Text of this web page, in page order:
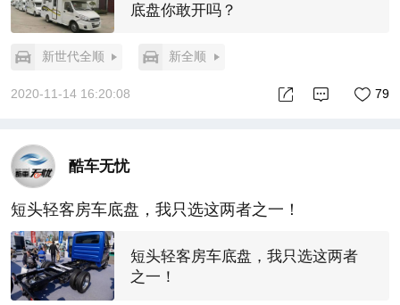
底盘你敢开吗？
新世代全顺 新全顺
2020-11-14 16:20:08 79
酷车无忧
短头轻客房车底盘，我只选这两者之一！
短头轻客房车底盘，我只选这两者
之一！